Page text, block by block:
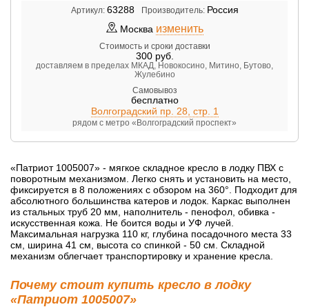
Артикул: 63288 Производитель: Россия
Москва изменить
Стоимость и сроки доставки
300руб.
доставляем в пределах МКАД, Новокосино, Митино, Бутово,
Жулебино
Самовывоз
бесплатно
Волгоградский пр. 28, стр. 1
рядом с метро «Волгоградский проспект»
«Патриот 1005007» - мягкое складное кресло в лодку ПВХ с
поворотным механизмом. Легко снять и установить на место,
фиксируется в 8 положениях с обзором на 360°. Подходит для
абсолютного большинства катеров и лодок. Каркас выполнен
из стальных труб 20 мм, наполнитель - пенофол, обивка -
искусственная кожа. Не боится воды и УФ лучей.
Максимальная нагрузка 110 кг, глубина посадочного места 33
см, ширина 41 см, высота со спинкой - 50 см. Складной
механизм облегчает транспортировку и хранение кресла.
Почему стоит купить кресло в лодку
«Патриот 1005007»